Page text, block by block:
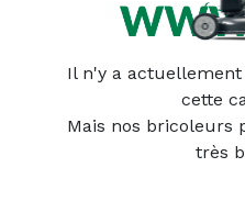
Il n'y a
cette
Mais nos bricoleurs
très